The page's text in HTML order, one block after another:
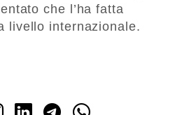
che l’ha fatta
livello internazionale.